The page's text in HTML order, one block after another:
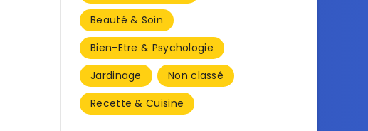
Beauté & Soin
Bien-Etre & Psychologie
Jardinage
Non classé
Recette & Cuisine